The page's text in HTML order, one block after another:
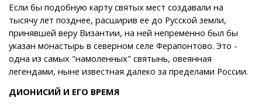
Если бы подобную карту святых мест создавали на
тысячу лет позднее, расширив ее до Русской земли,
принявшей веру Византии, на ней непременно был бы
указан монастырь в северном селе Ферапонтово. Это -
одна из самых "намоленных" святынь, овеянная
легендами, ныне известная далеко за пределами России.
ДИОНИСИЙ И ЕГО ВРЕМЯ